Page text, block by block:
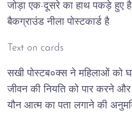
जोड़ा एक-दूसरे का हाथ पकड़े हुए
बैकग्राउंड नीला पोस्टकार्ड है.
Text on cards
सखी पोस्टब०क्स ने महिलाओं को
जीवन की नियति को पार करने
यौन आत्म का पता लगाने की